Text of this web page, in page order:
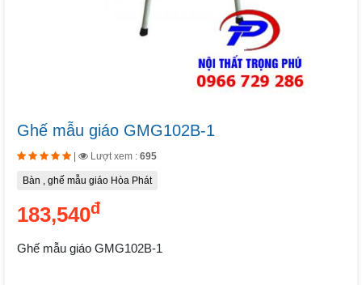
Ghế mẫu giáo GMG102B-1
Lượt xem : 695
Bàn , ghế mẫu giáo Hòa Phát
183,540đ
Ghế mẫu giáo GMG102B-1